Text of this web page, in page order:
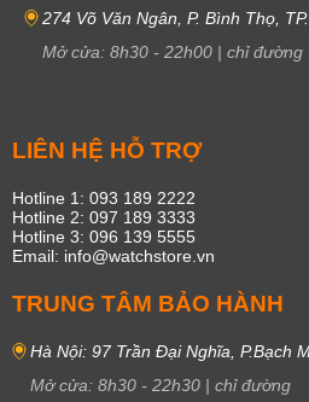
274 Võ Văn Ngân, P. Bình Thọ,
Mở cửa: 8h30 - 22h00 | chỉ đường
LIÊN HỆ HỖ TRỢ
Hotline 1: 093 189 2222
Hotline 2: 097 189 3333
Hotline 3: 096 139 5555
Email: info@watchstore.vn
TRUNG TÂM BẢO HÀNH
Hà Nội: 97 Trần Đại Nghĩa, P.Bạch
Mở cửa: 8h30 - 22h30 | chỉ đường